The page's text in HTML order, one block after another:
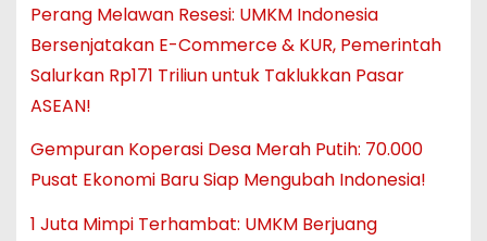
Perang Melawan Resesi: UMKM Indonesia
Bersenjatakan E-Commerce & KUR, Pemerintah
Salurkan Rp171 Triliun untuk Taklukkan Pasar
ASEAN!
Gempuran Koperasi Desa Merah Putih: 70.000
Pusat Ekonomi Baru Siap Mengubah Indonesia!
1 Juta Mimpi Terhambat: UMKM Berjuang